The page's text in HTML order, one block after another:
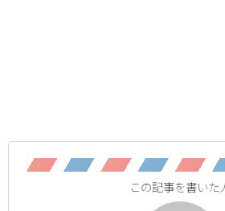
この記事を書いた